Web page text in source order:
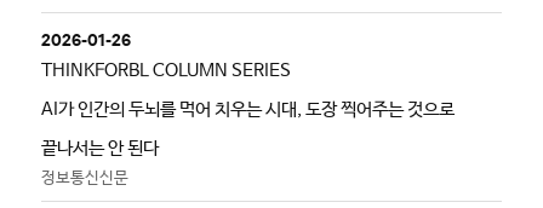
2026-01-26
THINKFORBL COLUMN SERIES
AI가 인간의 두뇌를 먹어 치우는 시대, 도장 찍어주는 것으로
끝나서는 안 된다
정보통신신문